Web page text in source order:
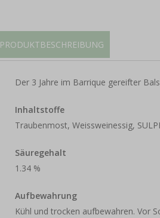
PRODUKTBESCHREIBUNG
Der 3 Jahre im Barrique gereifter
Inhaltstoffe
Traubenmost, Weissweinessig,
Säuregehalt
1.34 %
Aufbewahrung
Kühl und trocken aufbewahren. Vor